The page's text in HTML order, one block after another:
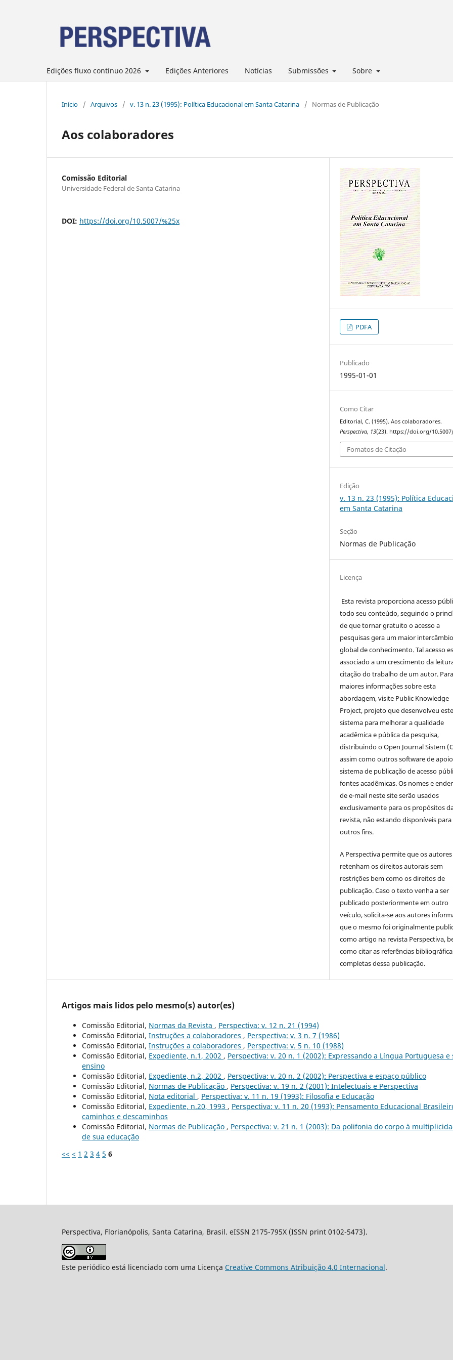
Edições fluxo contínuo 2026 Edições Anteriores Notícias Submissões Sobre
Início / Arquivos / v. 13 n. 23 (1995): Política Educacional em Santa Catarina / Normas de Publicação
Aos colaboradores
Comissão Editorial
Universidade Federal de Santa Catarina
DOI: https://doi.org/10.5007/%25x
PDFA
Publicado
1995-01-01
Como Citar
Editorial, C. (1995). Aos colaboradores.
Perspectiva, 13(23). https://doi.org/
Fomatos de Citação
Edição
v. 13 n. 23 (1995): Política
em Santa Catarina
Seção
Normas de Publicação
Licença
Esta revista proporciona acesso
todo seu conteúdo, seguindo o
de que tornar gratuito o acesso a
pesquisas gera um maior intercâmbio
global de conhecimento. Tal acesso
associado a um crescimento da
citação do trabalho de um autor. Para
maiores informações sobre esta
abordagem, visite Public Knowledge
Project, projeto que desenvolveu este
sistema para melhorar a qualidade
acadêmica e pública da pesquisa,
distribuindo o Open Journal Sistem
assim como outros software de
sistema de publicação de acesso
fontes acadêmicas. Os nomes e
de e-mail neste site serão usados
exclusivamente para os propósitos
revista, não estando disponíveis para
outros fins.
A Perspectiva permite que os autores
retenham os direitos autorais sem
restrições bem como os direitos de
publicação. Caso o texto venha a ser
publicado posteriormente em outro
veículo, solicita-se aos autores
que o mesmo foi originalmente
como artigo na revista Perspectiva,
como citar as referências
completas dessa publicação.
Artigos mais lidos pelo mesmo(s) autor(es)
Comissão Editorial, Normas da Revista , Perspectiva: v. 12 n. 21 (1994)
Comissão Editorial, Instruções a colaboradores , Perspectiva: v. 3 n. 7 (1986)
Comissão Editorial, Instruções a colaboradores , Perspectiva: v. 5 n. 10 (1988)
Comissão Editorial, Expediente, n.1, 2002 , Perspectiva: v. 20 n. 1 (2002): Expressando a Língua Portuguesa e
ensino
Comissão Editorial, Expediente, n.2, 2002 , Perspectiva: v. 20 n. 2 (2002): Perspectiva e espaço público
Comissão Editorial, Normas de Publicação , Perspectiva: v. 19 n. 2 (2001): Intelectuais e Perspectiva
Comissão Editorial, Nota editorial , Perspectiva: v. 11 n. 19 (1993): Filosofia e Educação
Comissão Editorial, Expediente, n.20, 1993 , Perspectiva: v. 11 n. 20 (1993): Pensamento Educacional
caminhos e descaminhos
Comissão Editorial, Normas de Publicação , Perspectiva: v. 21 n. 1 (2003): Da polifonia do corpo à
de sua educação
<< < 1 2 3 4 5 6
Perspectiva, Florianópolis, Santa Catarina, Brasil. eISSN 2175-795X (ISSN print 0102-5473).
Este periódico está licenciado com uma Licença Creative Commons Atribuição 4.0 Internacional.